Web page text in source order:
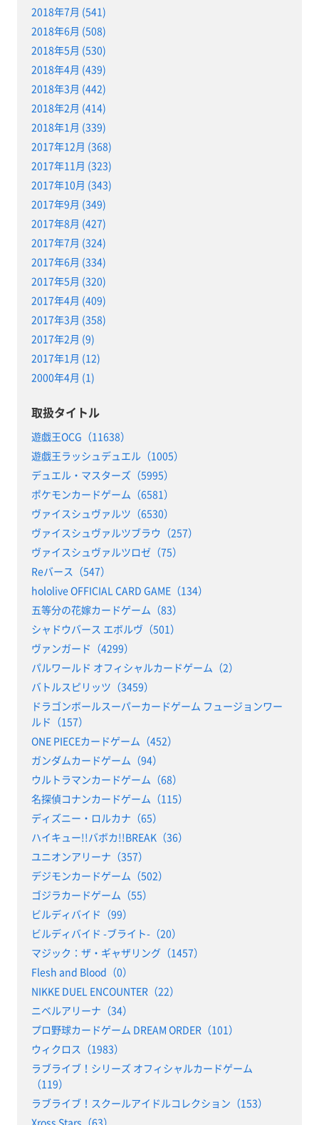
2018年7月 (541)
2018年6月 (508)
2018年5月 (530)
2018年4月 (439)
2018年3月 (442)
2018年2月 (414)
2018年1月 (339)
2017年12月 (368)
2017年11月 (323)
2017年10月 (343)
2017年9月 (349)
2017年8月 (427)
2017年7月 (324)
2017年6月 (334)
2017年5月 (320)
2017年4月 (409)
2017年3月 (358)
2017年2月 (9)
2017年1月 (12)
2000年4月 (1)
取扱タイトル
遊戯王OCG（11638）
遊戯王ラッシュデュエル（1005）
デュエル・マスターズ（5995）
ポケモンカードゲーム（6581）
ヴァイスシュヴァルツ（6530）
ヴァイスシュヴァルツブラウ（257）
ヴァイスシュヴァルツロゼ（75）
Reバース（547）
hololive OFFICIAL CARD GAME（134）
五等分の花嫁カードゲーム（83）
シャドウバース エボルヴ（501）
ヴァンガード（4299）
パルワールド オフィシャルカードゲーム（2）
バトルスピリッツ（3459）
ドラゴンボールスーパーカードゲーム フュージョンワー
ルド（157）
ONE PIECEカードゲーム（452）
ガンダムカードゲーム（94）
ウルトラマンカードゲーム（68）
名探偵コナンカードゲーム（115）
ディズニー・ロルカナ（65）
ハイキュー!!バボカ!!BREAK（36）
ユニオンアリーナ（357）
デジモンカードゲーム（502）
ゴジラカードゲーム（55）
ビルディバイド（99）
ビルディバイド -ブライト-（20）
マジック：ザ・ギャザリング（1457）
Flesh and Blood（0）
NIKKE DUEL ENCOUNTER（22）
ニベルアリーナ（34）
プロ野球カードゲーム DREAM ORDER（101）
ウィクロス（1983）
ラブライブ！シリーズ オフィシャルカードゲーム
（119）
ラブライブ！スクールアイドルコレクション（153）
Xross Stars（63）